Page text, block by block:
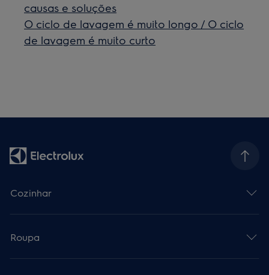
causas e soluções
O ciclo de lavagem é muito longo / O ciclo
de lavagem é muito curto
Cozinhar
Roupa